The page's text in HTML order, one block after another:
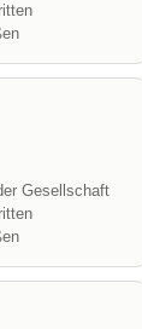
Gesellschaft